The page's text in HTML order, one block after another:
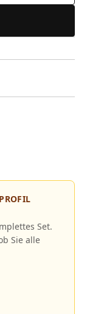
Set.
Sie alle